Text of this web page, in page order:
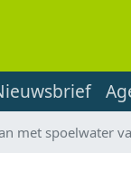
met spoelwater